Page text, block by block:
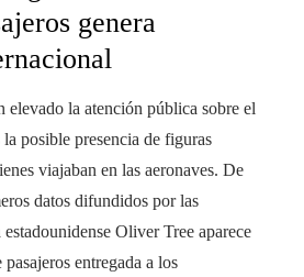
genera
elevado la atención pública sobre el
posible presencia de figuras
viajaban en las aeronaves. De
datos difundidos por las
Oliver Tree aparece
entregada a los